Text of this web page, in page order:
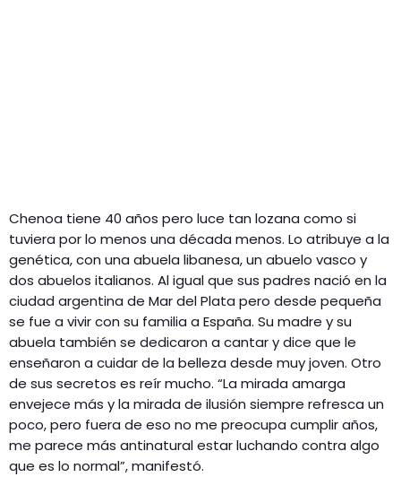
Chenoa tiene 40 años pero luce tan lozana como si
tuviera por lo menos una década menos. Lo atribuye a la
genética, con una abuela libanesa, un abuelo vasco y
dos abuelos italianos. Al igual que sus padres nació en la
ciudad argentina de Mar del Plata pero desde pequeña
se fue a vivir con su familia a España. Su madre y su
abuela también se dedicaron a cantar y dice que le
enseñaron a cuidar de la belleza desde muy joven. Otro
de sus secretos es reír mucho. “La mirada amarga
envejece más y la mirada de ilusión siempre refresca un
poco, pero fuera de eso no me preocupa cumplir años,
me parece más antinatural estar luchando contra algo
que es lo normal”, manifestó.